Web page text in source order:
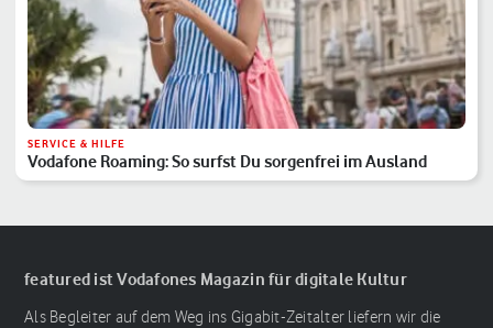
SERVICE & HILFE
Vodafone Roaming: So surfst Du sorgenfrei im Ausland
featured ist Vodafones Magazin für digitale Kultur
Als Begleiter auf dem Weg ins Gigabit-Zeitalter liefern wir die